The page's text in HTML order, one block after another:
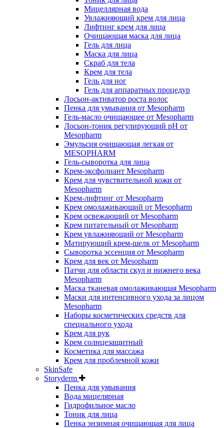
Мицеллярная вода
Увлажняющий крем для лица
Лифтинг крем для лица
Очищающая маска для лица
Гель для лица
Маска для лица
Скраб для тела
Крем для тела
Гель для ног
Гель для аппаратных процедур
Лосьон-активатор роста волос
Пенка для умывания от Mesopharm
Гель-масло очищающее от Mesopharm
Лосьон-тоник регулирующий рН от
Mesopharm
Эмульсия очищающая легкая от
MESOPHARM
Гель-сыворотка для лица
Крем-эксфолиант Mesopharm
Крем для чувствительной кожи от
Mesopharm
Крем-лифтинг от Mesopharm
Крем омолаживающий от Mesopharm
Крем освежающий от Mesopharm
Крем питательный от Mesopharm
Крем увлажняющий от Mesopharm
Матирующий крем-шелк от Mesopharm
Сыворотка эссенция от Mesopharm
Крем для век от Mesopharm
Патчи для области скул и нижнего века
Mesopharm
Маска тканевая омолаживающая Mesopharm
Маски для интенсивного ухода за лицом
Mesopharm
Наборы косметических средств для
специального ухода
Крем для рук
Крем солнцезащитный
Косметика для массажа
Крем для проблемной кожи
SkinSafe
Storyderm
Пенка для умывания
Вода мицелярная
Гидрофильное масло
Тоник для лица
Пенка энзимная очищающая для лица